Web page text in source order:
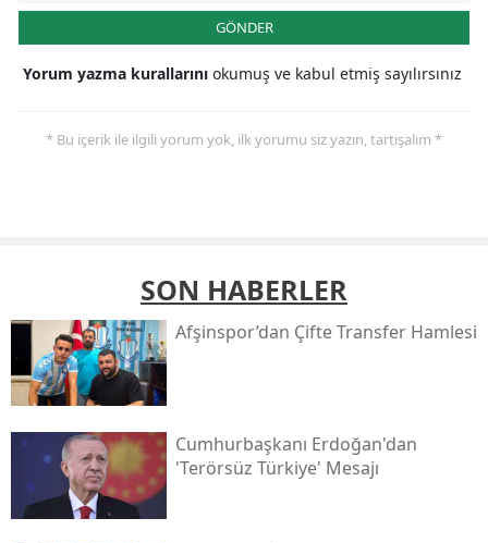
GÖNDER
Yorum yazma kurallarını okumuş ve kabul etmiş sayılırsınız
* Bu içerik ile ilgili yorum yok, ilk yorumu siz yazın, tartışalım *
SON HABERLER
Afşinspor’dan Çifte Transfer Hamlesi
Cumhurbaşkanı Erdoğan'dan
'terörsüz Türkiye' Mesajı